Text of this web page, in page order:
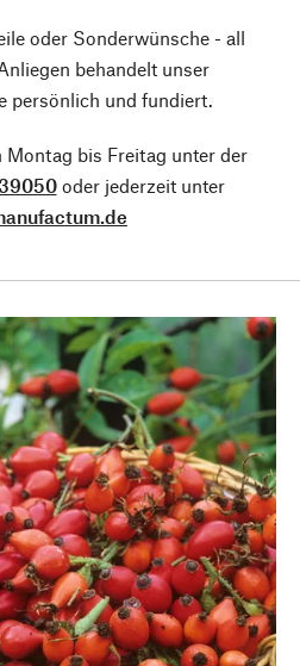
oder Sonderwünsche - all
behandelt unser
persönlich und fundiert.
Montag bis Freitag unter der
oder jederzeit unter